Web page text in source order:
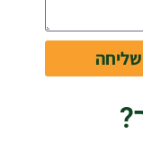
שליחה